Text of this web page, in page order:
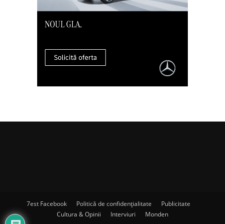
7est Facebook Politică de confidențialitate
Publicitate
Cultura & Opinii
Interviuri Monden